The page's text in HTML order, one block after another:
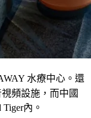
水療中心 。還
頻設施 ，而中國
Tiger內 。